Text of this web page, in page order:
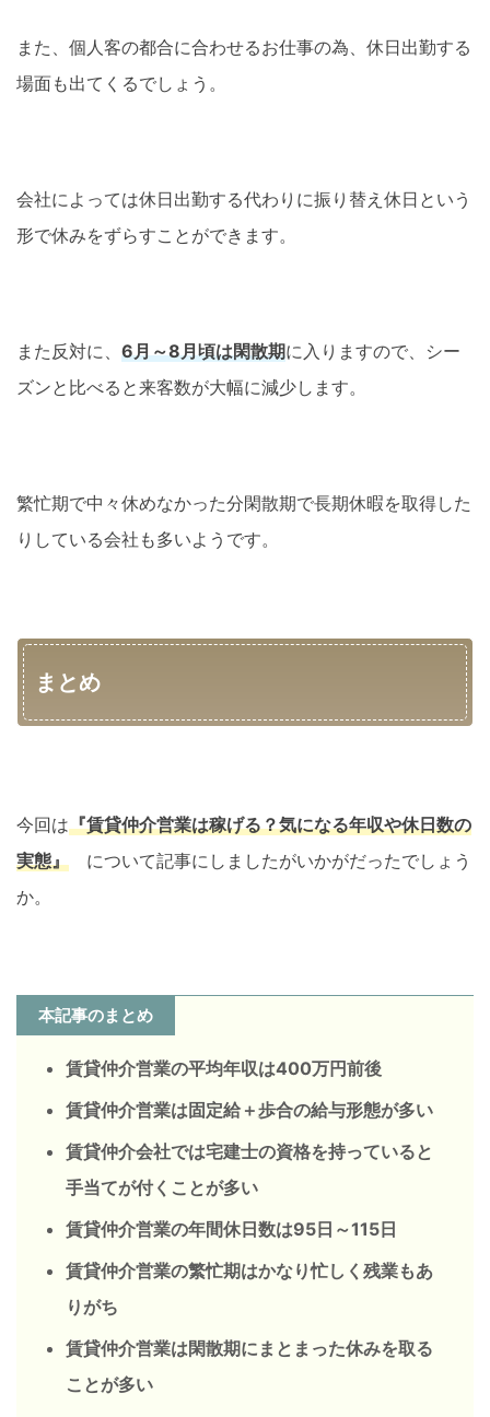
また、個人客の都合に合わせるお仕事の為、休日出勤する
場面も出てくるでしょう。
会社によっては休日出勤する代わりに振り替え休日という
形で休みをずらすことができます。
また反対に、 6月～8月頃は閑散期に入りますので、シー
ズンと比べると来客数が大幅に減少します。
繁忙期で中々休めなかった分閑散期で長期休暇を取得した
りしている会社も多いようです。
まとめ
今回は『賃貸仲介営業は稼げる？気になる年収や休日数の
実態』 について記事にしましたがいかがだったでしょう
か。
本記事のまとめ
賃貸仲介営業の平均年収は400万円前後
賃貸仲介営業は固定給＋歩合の給与形態が多い
賃貸仲介会社では宅建士の資格を持っていると
手当てが付くことが多い
賃貸仲介営業の年間休日数は95日～115日
賃貸仲介営業の繁忙期はかなり忙しく残業もあ
りがち
賃貸仲介営業は閑散期にまとまった休みを取る
ことが多い